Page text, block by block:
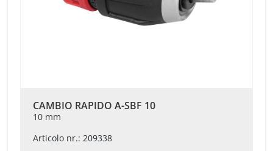
CAMBIO RAPIDO A-SBF 10
10 mm
Articolo nr.: 209338